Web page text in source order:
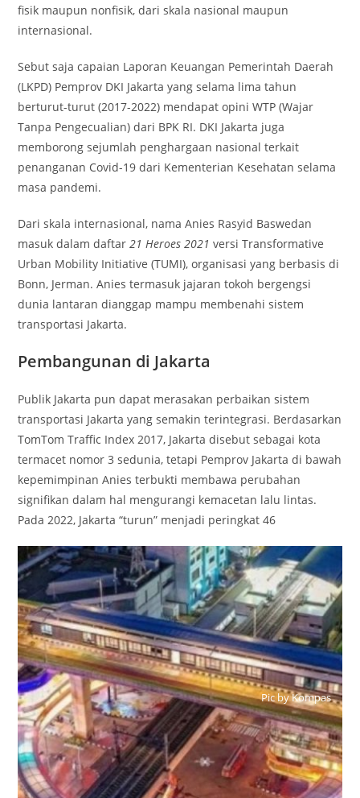
fisik maupun nonfisik, dari skala nasional maupun
internasional.
Sebut saja capaian Laporan Keuangan Pemerintah Daerah
(LKPD) Pemprov DKI Jakarta yang selama lima tahun
berturut-turut (2017-2022) mendapat opini WTP (Wajar
Tanpa Pengecualian) dari BPK RI. DKI Jakarta juga
memborong sejumlah penghargaan nasional terkait
penanganan Covid-19 dari Kementerian Kesehatan selama
masa pandemi.
Dari skala internasional, nama Anies Rasyid Baswedan
masuk dalam daftar21 Heroes 2021 versi Transformative
Urban Mobility Initiative (TUMI), organisasi yang berbasis di
Bonn, Jerman. Anies termasuk jajaran tokoh bergengsi
dunia lantaran dianggap mampu membenahi sistem
transportasi Jakarta.
Pembangunan di Jakarta
Publik Jakarta pun dapat merasakan perbaikan sistem
transportasi Jakarta yang semakin terintegrasi. Berdasarkan
TomTom Traffic Index 2017, Jakarta disebut sebagai kota
termacet nomor 3 sedunia, tetapi Pemprov Jakarta di bawah
kepemimpinan Anies terbukti membawa perubahan
signifikan dalam hal mengurangi kemacetan lalu lintas.
Pada 2022, Jakarta “turun” menjadi peringkat 46
Pic by Kompas